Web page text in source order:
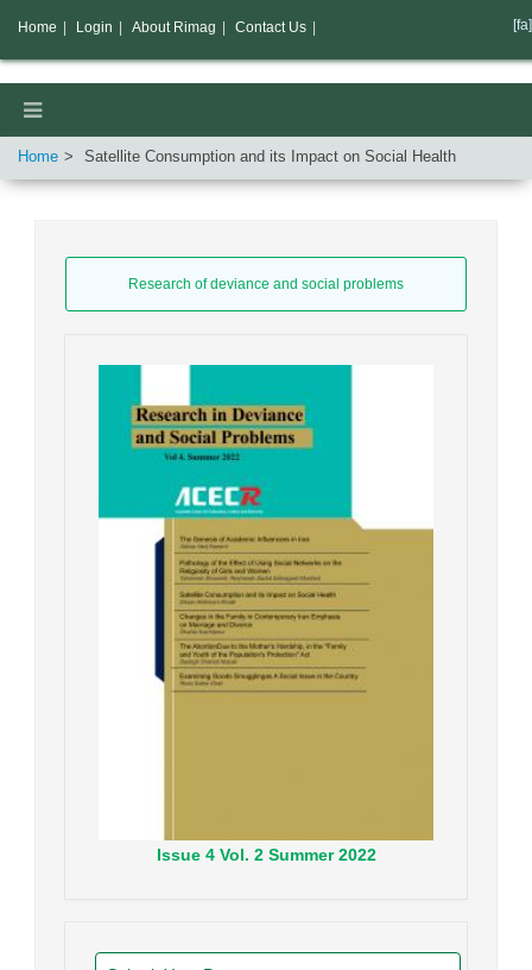
Home Satellite Consumption and its Impact on Social Health
Research of deviance and social problems
Issue4 Vol. 2 Summer 2022
Home Login About Rimag Contact Us [fa]